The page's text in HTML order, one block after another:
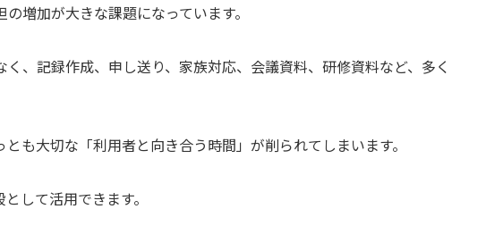
増加が大きな課題になっています。
、記録作成、申し送り、家族対応、会議資料、研修資料など、多く
も大切な「利用者と向き合う時間」が削られてしまいます。
して活用できます。